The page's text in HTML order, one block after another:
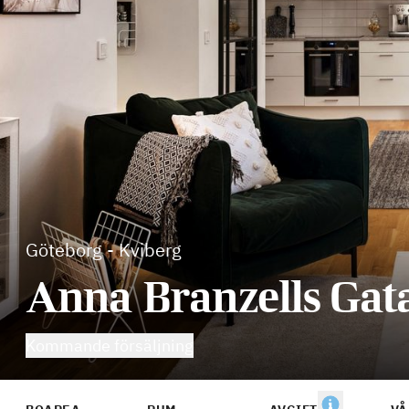
Göteborg-Kviberg
Anna Branzells